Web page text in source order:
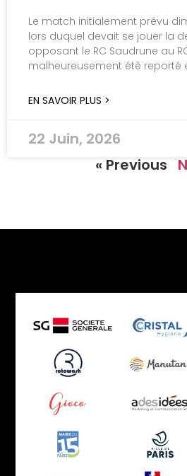
Le match initialement prévu
lors duquel devait se jouer la
opposant le RC Saudrune au
malheureusement été reporté
EN SAVOIR PLUS >
22 Juin, 2026
« Previous